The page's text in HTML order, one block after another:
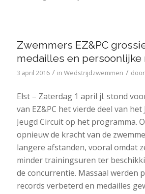
Zwemmers EZ&PC
medailles en persoonlijke
3 april 2016 / in Wedstrijdzwemmen / door
Elst – Zaterdag 1 april jl. stond
van EZ&PC het vierde deel van
Jeugd Circuit op het programma.
opnieuw de kracht van de
langere afstanden, vooral omdat
minder trainingsuren ter
de concurrentie. Massaal werden
records verbeterd en medailles